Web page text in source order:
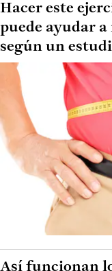
Hacer este
puede ayudar
según un
Así funcionan